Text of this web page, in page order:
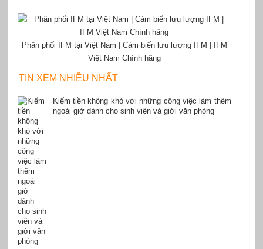
Phân phối IFM tại Việt Nam | Cảm biến lưu lượng IFM | IFM
Việt Nam Chính hãng
TIN XEM NHIỀU NHẤT
Kiếm tiền không khó với những công việc làm thêm
ngoài giờ dành cho sinh viên và giới văn phòng